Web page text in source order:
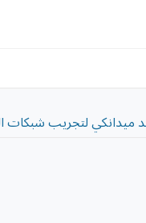
لتجريب شبكات